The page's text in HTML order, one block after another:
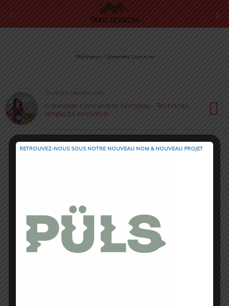
Marqueurs › Gorewear Concurve
23 AVRIL 2025 • PAR CÉDRIC MASIP
Gorewear Concurve et Everyday – Technicité,
simplicité et confort
RETROUVEZ-NOUS SOUS NOTRE NOUVEAU NOM & NOUVEAU PROJET